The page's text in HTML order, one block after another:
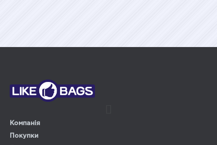
Компанія
Покупки